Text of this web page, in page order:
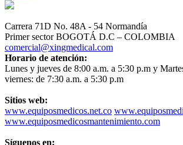
Carrera 71D No. 48A - 54 Normandía
Primer sector BOGOTÁ D.C – COLOMBIA
comercial@xingmedical.com
Horario de atención:
Lunes y jueves de 8:00 a.m. a 5:30 p.m y
viernes: de 7:30 a.m. a 5:30 p.m
Sitios web:
www.equiposmedicos.net.co
www.equiposmedicosmantenimiento.com
Síguenos en: